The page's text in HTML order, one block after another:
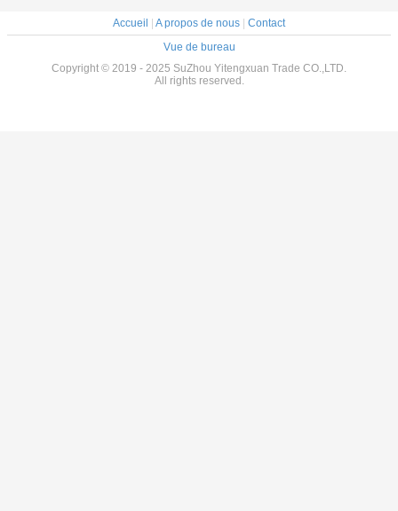
Accueil | A propos de nous | Contact
Vue de bureau
Copyright © 2019 - 2025 SuZhou Yitengxuan Trade CO.,LTD.
All rights reserved.